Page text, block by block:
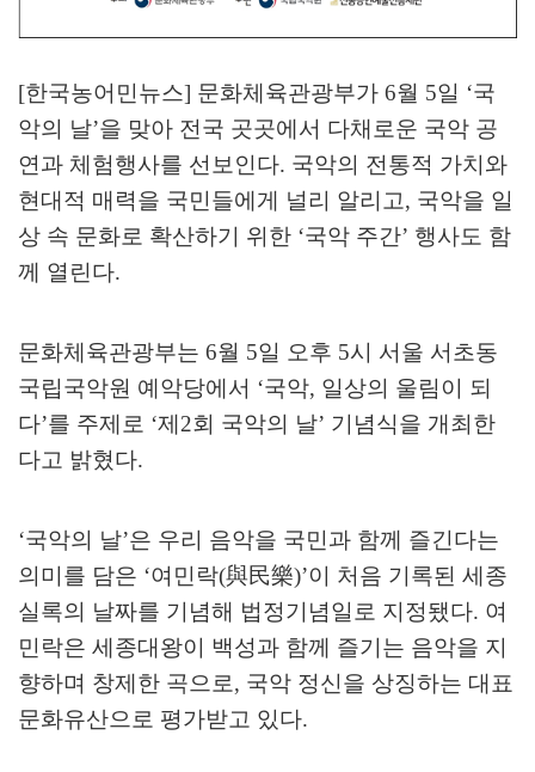
[한국농어민뉴스] 문화체육관광부가 6월 5일 ‘국
악의 날’을 맞아 전국 곳곳에서 다채로운 국악 공
연과 체험행사를 선보인다. 국악의 전통적 가치와
현대적 매력을 국민들에게 널리 알리고, 국악을 일
상 속 문화로 확산하기 위한 ‘국악 주간’ 행사도 함
께 열린다.
문화체육관광부는 6월 5일 오후 5시 서울 서초동
국립국악원 예악당에서 ‘국악, 일상의 울림이 되
다’를 주제로 ‘제 2회 국악의 날’ 기념식을 개최한
다고 밝혔다.
‘국악의 날’은 우리 음악을 국민과 함께 즐긴다는
의미를 담은 ‘여민락(與民樂)’이 처음 기록된 세종
실록의 날짜를 기념해 법정기념일로 지정됐다. 여
민락은 세종대왕이 백성과 함께 즐기는 음악을 지
향하며 창제한 곡으로, 국악 정신을 상징하는 대표
문화유산으로 평가받고 있다.